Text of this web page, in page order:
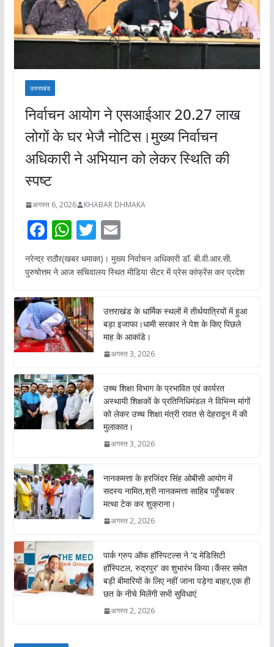
उत्तराखंड
निर्वाचन आयोग ने एसआईआर 20.27 लाख
लोगों के घर भेजै नोटिस।मुख्य निर्वाचन
अधिकारी ने अभियान को लेकर स्थिति की
स्पष्ट
अगस्त 6, 2026 KHABAR DHMAKA
F
ac
e
o
o
k
W
h
at
A
p
p
T
w
itt
E
m
ai
नरेन्द्र राठौर(खबर धमाका)। मुख्य निर्वाचन अधिकारी डॉ. बी.वी.आर.सी.
पुरुषोत्तम ने आज सचिवालय स्थित मीडिया सेंटर में प्रेस कांफ्रेंस कर प्रदेश
उत्तराखंड के धार्मिक स्थलों में तीर्थयात्रियों में हुआ
बड़ा इजाफा।धामी सरकार ने पेश के किए पिछले
माह के आकांडे।
अगस्त 3, 2026
उच्च शिक्षा विभाग के प्रभावित एवं कार्यरत
अस्थायी शिक्षकों के प्रतिनिधिमंडल ने विभिन्न मांगों
को लेकर उच्च शिक्षा मंत्री रावत से देहरादून में की
मुलाकात।
अगस्त 3, 2026
नानकमत्ता के हरजिंदर सिंह ओबीसी आयोग में
सदस्य नामित,श्री नानकमत्ता साहिब पहुँचकर
मत्था टेक कर शुक्राना।
अगस्त 2, 2026
पार्क ग्रुप ऑफ हॉस्पिटल्स ने ‘द मेडिसिटी
हॉस्पिटल, रुद्रपुर’ का शुभारंभ किया।कैंसर समेत
बड़ी बीमारियों के लिए नहीं जाना पड़ेगा बाहर,एक ही
छत के नीचे मिलेंगी सभी सुविधाएं
अगस्त 2, 2026